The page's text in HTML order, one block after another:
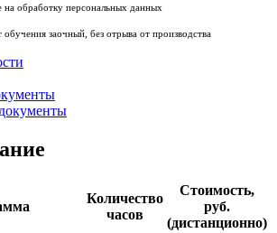
на обработку персональных данных
заочный, без отрыва от производства
Количество
часов
Стоимость,
руб.
(дистанционно)